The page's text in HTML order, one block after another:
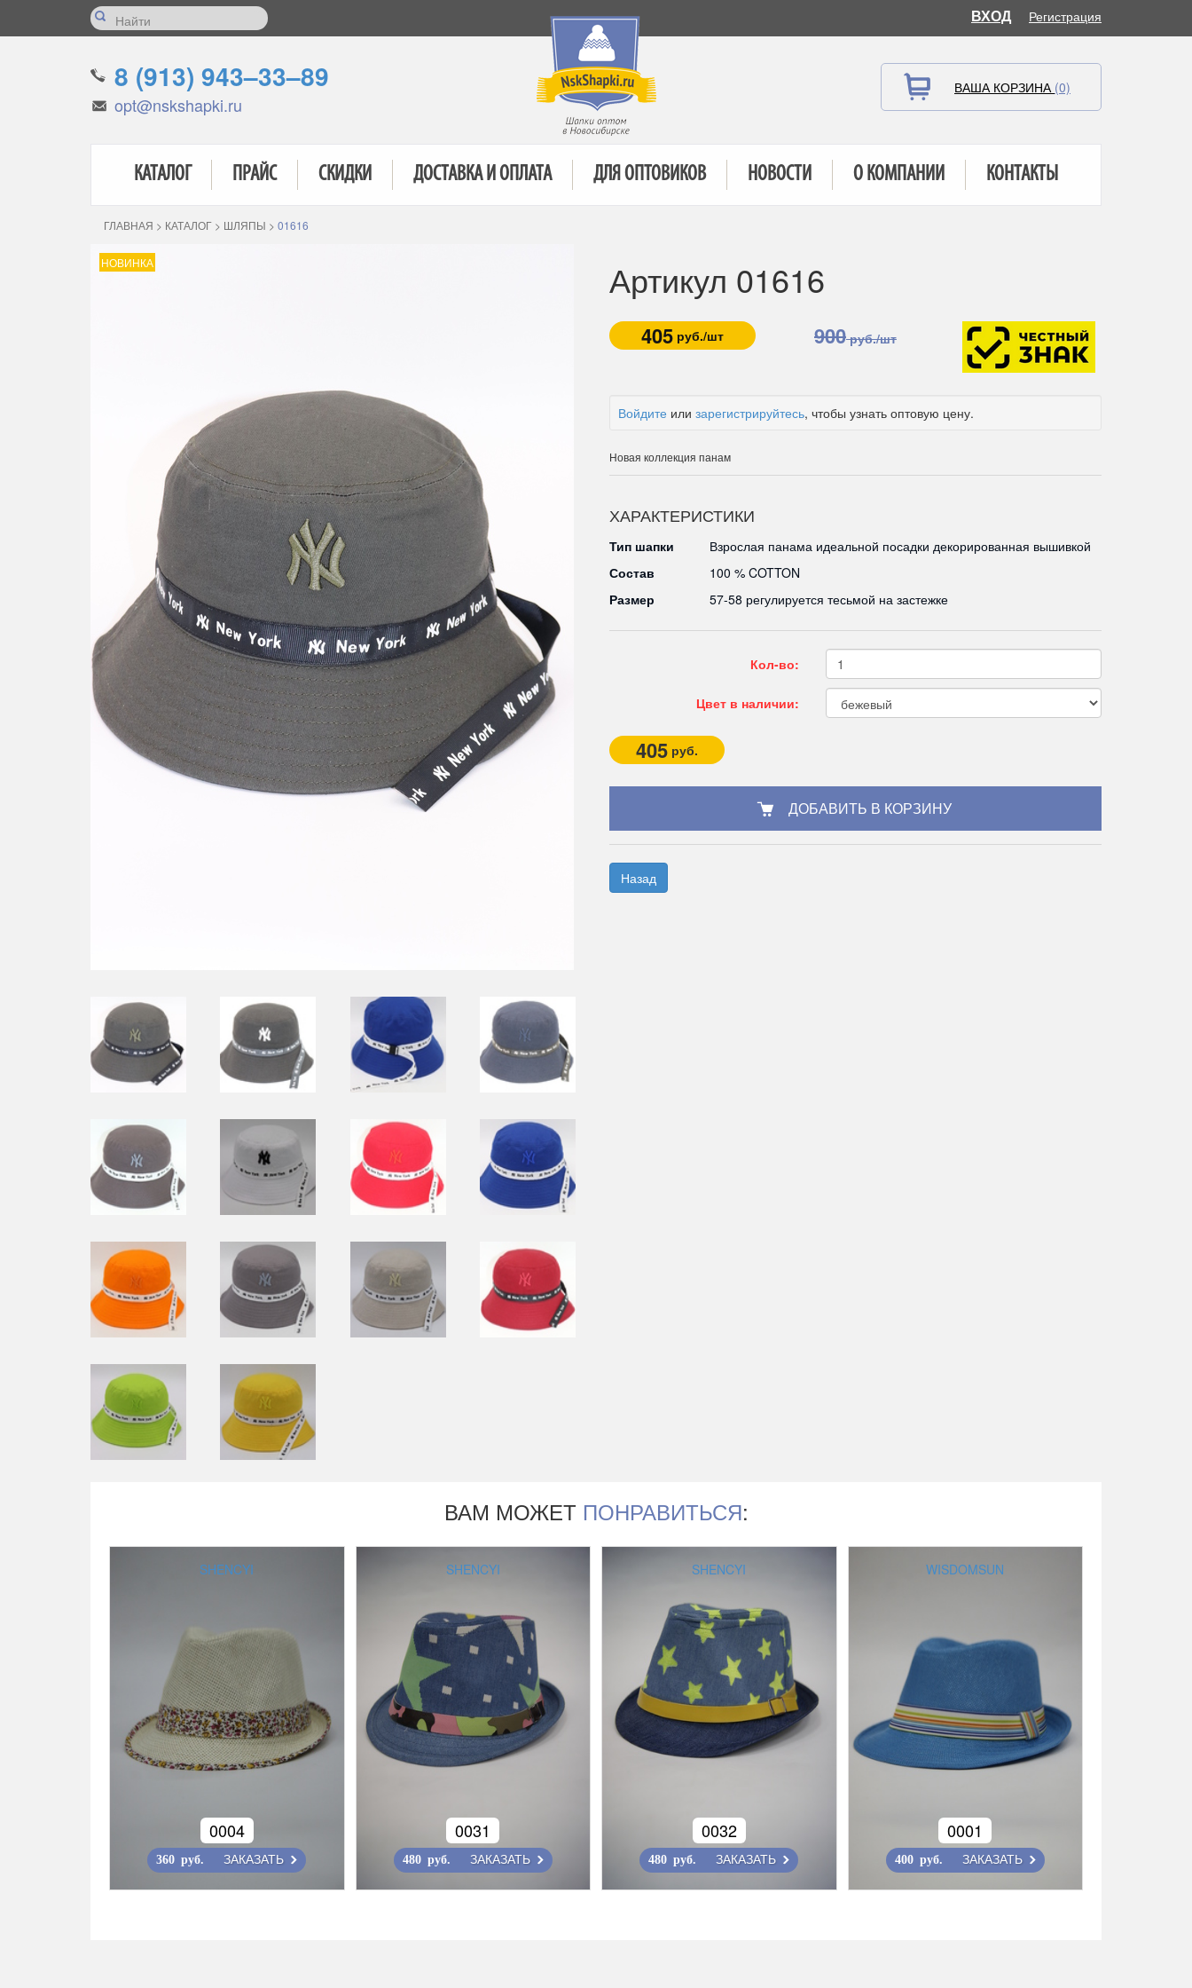
ВХОД Регистрация
8 (913) 943–33–89
opt@nskshapki.ru
ВАША КОРЗИНА (0)
КАТАЛОГ ПРАЙС СКИДКИ ДОСТАВКА И ОПЛАТА ДЛЯ ОПТОВИКОВ НОВОСТИ О КОМПАНИИ КОНТАКТЫ
ГЛАВНАЯ > КАТАЛОГ > ШЛЯПЫ > 01616
НОВИНКА Артикул 01616
405 руб./шт 900руб./шт
Войдите или зарегистрируйтесь, чтобы узнать оптовую цену.
Новая коллекция панам
ХАРАКТЕРИСТИКИ
Тип шапки
Взрослая панама идеальной посадки декорированная вышивкой
Состав
100 % COTTON
Размер
57-58 регулируется тесьмой на застежке
Кол-во:
Цвет в наличии:
405 руб.
Назад
ВАМ МОЖЕТ ПОНРАВИТЬСЯ:
SHENCYI
0004
360 руб. ЗАКАЗАТЬ
SHENCYI
0031
480 руб. ЗАКАЗАТЬ
SHENCYI
0032
480 руб. ЗАКАЗАТЬ
WISDOMSUN
0001
400 руб. ЗАКАЗАТЬ